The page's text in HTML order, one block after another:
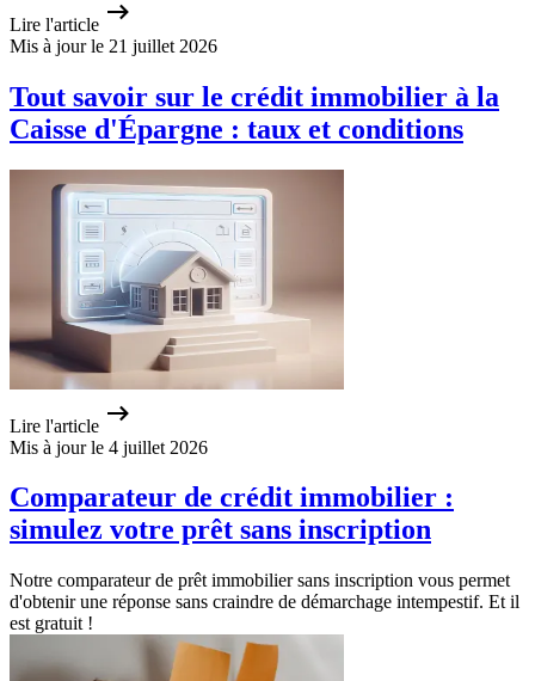
Lire l'article
Mis à jour le 21 juillet 2026
Tout savoir sur le crédit immobilier à la
Caisse d'Épargne : taux et conditions
Lire l'article
Mis à jour le 4 juillet 2026
Comparateur de crédit immobilier :
simulez votre prêt sans inscription
Notre comparateur de prêt immobilier sans inscription vous permet
d'obtenir une réponse sans craindre de démarchage intempestif. Et il
est gratuit !